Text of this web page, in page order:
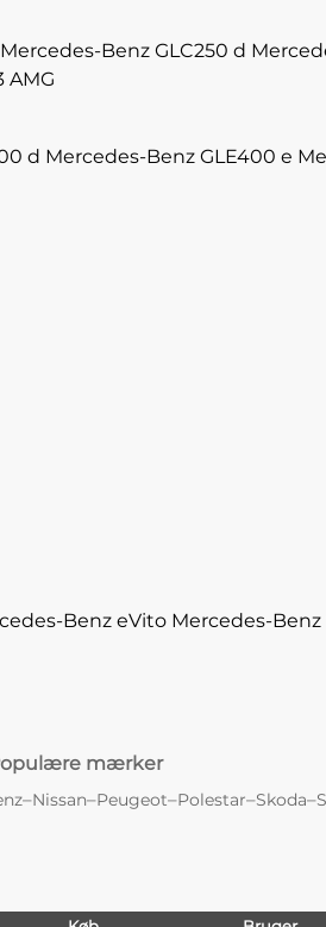
Mercedes-Benz GLC250 d
AMG
d Mercedes-Benz GLE400 e
Benz eVito Mercedes-
mærker
–Nissan–Peugeot–Polestar–Skoda–